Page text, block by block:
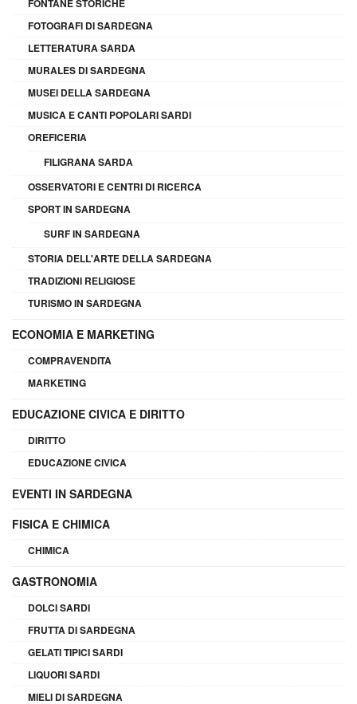
FONTANE STORICHE
FOTOGRAFI DI SARDEGNA
LETTERATURA SARDA
MURALES DI SARDEGNA
MUSEI DELLA SARDEGNA
MUSICA E CANTI POPOLARI SARDI
OREFICERIA
FILIGRANA SARDA
OSSERVATORI E CENTRI DI RICERCA
SPORT IN SARDEGNA
SURF IN SARDEGNA
STORIA DELL'ARTE DELLA SARDEGNA
TRADIZIONI RELIGIOSE
TURISMO IN SARDEGNA
ECONOMIA E MARKETING
COMPRAVENDITA
MARKETING
EDUCAZIONE CIVICA E DIRITTO
DIRITTO
EDUCAZIONE CIVICA
EVENTI IN SARDEGNA
FISICA E CHIMICA
CHIMICA
GASTRONOMIA
DOLCI SARDI
FRUTTA DI SARDEGNA
GELATI TIPICI SARDI
LIQUORI SARDI
MIELI DI SARDEGNA